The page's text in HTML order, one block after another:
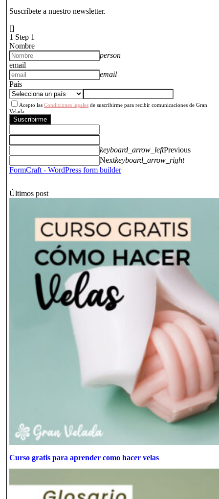
Suscríbete a nuestro newsletter.
[]
1 Step 1
Nombre
person
email
email
País
Acepto las Condiciones legales de suscribirme para recibir comunicaciones de Gran
Velada.
Suscribirme
keyboard_arrow_leftPrevious
Nextkeyboard_arrow_right
FormCraft - WordPress form builder
Últimos post
Curso gratis para aprender como hacer velas